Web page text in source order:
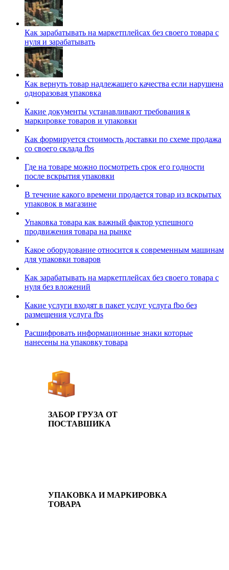
Как зарабатывать на маркетплейсах без своего товара с
нуля и зарабатывать
Как вернуть товар надлежащего качества если нарушена
одноразовая упаковка
Какие документы устанавливают требования к
маркировке товаров и упаковки
Как формируется стоимость доставки по схеме продажа
со своего склада fbs
Где на товаре можно посмотреть срок его годности
после вскрытия упаковки
В течение какого времени продается товар из вскрытых
упаковок в магазине
Упаковка товара как важный фактор успешного
продвижения товара на рынке
Какое оборудование относится к современным машинам
для упаковки товаров
Как зарабатывать на маркетплейсах без своего товара с
нуля без вложений
Какие услуги входят в пакет услуг услуга fbo без
размещения услуга fbs
Расшифровать информационные знаки которые
нанесены на упаковку товара
ЗАБОР ГРУЗА ОТ
ПОСТАВШИКА
УПАКОВКА И МАРКИРОВКА
ТОВАРА